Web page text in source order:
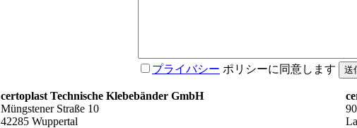
プライバシー ポリシーに同意します 送
certoplast Technische Klebebänder GmbH
Müngstener Straße 10
42285 Wuppertal